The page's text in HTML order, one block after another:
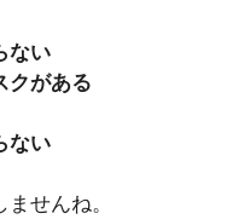
ない
クがある
ない
せんね。